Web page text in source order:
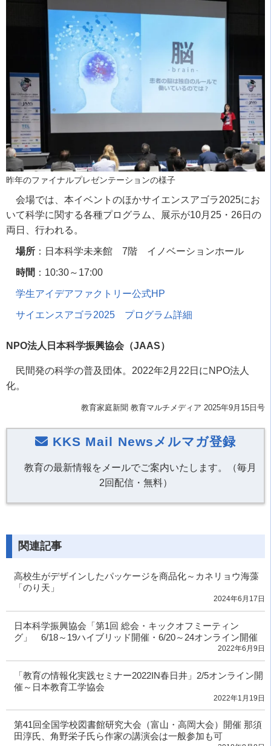
昨年のファイナルプレゼンテーションの様子
会場では、本イベントのほかサイエンスアゴラ2025にお
いて科学に関する各種プログラム、展示が10月 25 ・ 26日の
両日、行われる。
場所 ：日本科学未来館 7階 イノベーションホール
時間 ：10:30～17:00
学生アイデアファクトリー公式HP
サイエンスアゴラ2025 プログラム詳細
NPO法人日本科学振興協会（JAAS）
民間発の科学の普及団体。 2022年2 月 22 日に NPO法人
化。
教育家庭新聞 教育マルチメディア 2025年9月15日号
KKS Mail Newsメルマガ登録
教育の最新情報をメールでご案内いたします。（毎月
2回配信・無料）
関連記事
高校生がデザインしたパッケージを商品化～カネリョウ海藻
「のり天」
2024年6月17日
日本科学振興協会「第1回 総会・キックオフミーティン
グ」 6/18～19ハイブリッド開催・6/20～24オンライン開催
2022年6月9日
「教育の情報化実践セミナー2022IN春日井」2/5オンライン開
催～日本教育工学協会
2022年1月19日
第41回全国学校図書館研究大会（富山・高岡大会）開催 那須
田淳氏、角野栄子氏ら作家の講演会は一般参加も可